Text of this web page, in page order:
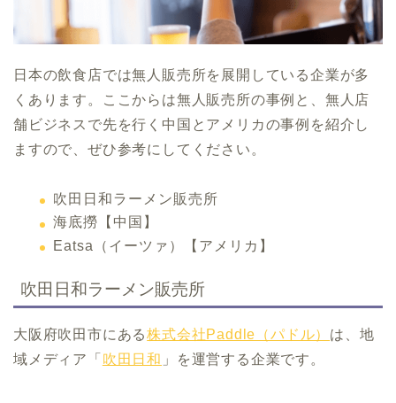
日本の飲食店では無人販売所を展開している企業が多
くあります。ここからは無人販売所の事例と、無人店
舗ビジネスで先を行く中国とアメリカの事例を紹介し
ますので、ぜひ参考にしてください。
吹田日和ラーメン販売所
海底撈【中国】
Eatsa（イーツァ）【アメリカ】
吹田日和ラーメン販売所
大阪府吹田市にある株式会社Paddle（パドル） は、地
域メディア「 吹田日和 」を運営する企業です。